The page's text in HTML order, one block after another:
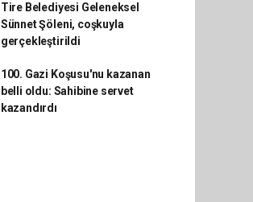
Tire Belediyesi Geleneksel
Sünnet Şöleni, coşkuyla
gerçekleştirildi
100. Gazi Koşusu'nu kazanan
belli oldu: Sahibine servet
kazandırdı